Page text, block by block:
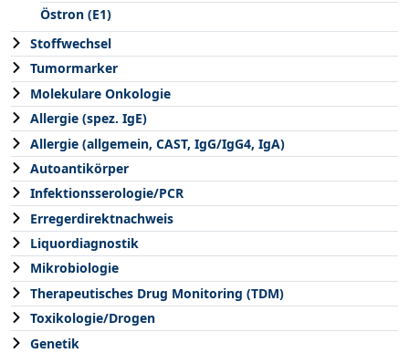
Östron (E1)
Stoffwechsel
Tumormarker
Molekulare Onkologie
Allergie (spez. IgE)
Allergie (allgemein, CAST, IgG/IgG4, IgA)
Autoantikörper
Infektionsserologie/PCR
Erregerdirektnachweis
Liquordiagnostik
Mikrobiologie
Therapeutisches Drug Monitoring (TDM)
Toxikologie/Drogen
Genetik